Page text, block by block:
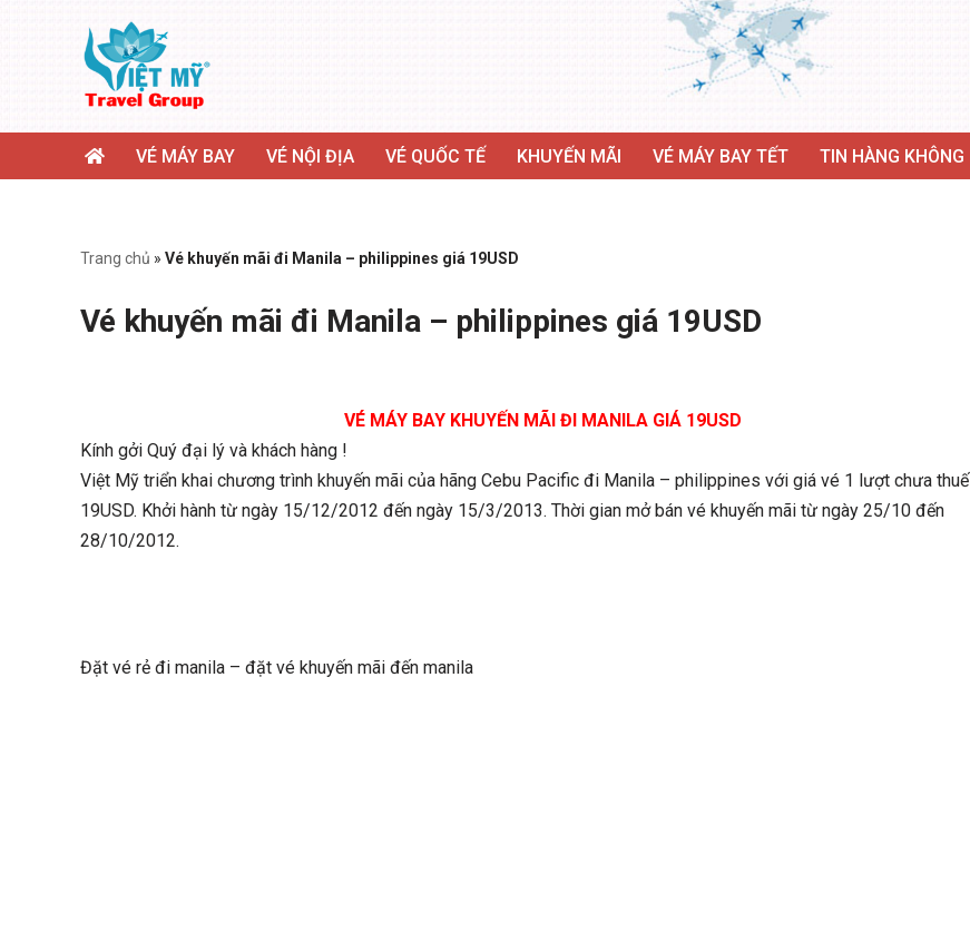
VÉ MÁY BAY VÉ NỘI ĐỊA VÉ QUỐC TẾ KHUYẾN MÃI VÉ MÁY BAY TẾT TIN HÀNG KHÔNG
Trang chủ » Vé khuyến mãi đi Manila – philippines giá 19USD
Vé khuyến mãi đi Manila – philippines giá 19USD
VÉ MÁY BAY KHUYẾN MÃI ĐI MANILA GIÁ 19USD
Kính gởi Quý đại lý và khách hàng !
Việt Mỹ triển khai chương trình khuyến mãi của hãng Cebu Pacific đi Manila – philippines với giá vé 1 lượt chưa thuế
19USD. Khởi hành từ ngày 15/12/2012 đến ngày 15/3/2013. Thời gian mở bán vé khuyến mãi từ ngày 25/10 đến
28/10/2012.
Đặt vé rẻ đi manila – đặt vé khuyến mãi đến manila